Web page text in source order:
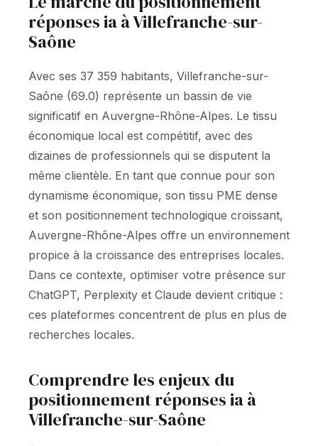
réponses ia à Villefranche-sur-
Saône
Avec ses 37 359 habitants, Villefranche-sur-
Saône (69.0) représente un bassin de vie
significatif en Auvergne-Rhône-Alpes. Le tissu
économique local est compétitif, avec des
dizaines de professionnels qui se disputent la
même clientèle. En tant que connue pour son
dynamisme économique, son tissu PME dense
et son positionnement technologique croissant,
Auvergne-Rhône-Alpes offre un environnement
propice à la croissance des entreprises locales.
Dans ce contexte, optimiser votre présence sur
ChatGPT, Perplexity et Claude devient critique :
ces plateformes concentrent de plus en plus de
recherches locales.
Comprendre les enjeux du
positionnement réponses ia à
Villefranche-sur-Saône